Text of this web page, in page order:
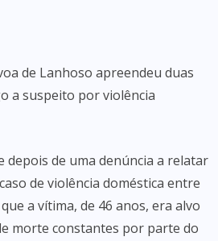
de Lanhoso apreendeu duas
a suspeito por violência
depois de uma denúncia a relatar
de violência doméstica entre
a vítima, de 46 anos, era alvo
morte constantes por parte do